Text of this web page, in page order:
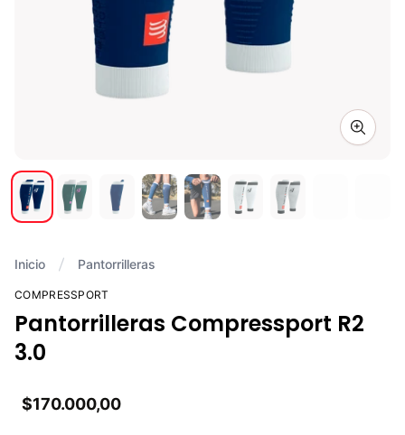
Zoom
Inicio Pantorrilleras
COMPRESSPORT
Pantorrilleras Compressport R2
3.0
$170.000,00